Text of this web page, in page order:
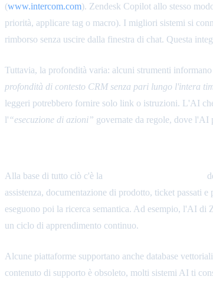
(www.intercom.com). Zendesk Copilot allo stesso
priorità, applicare tag o macro). I migliori sistemi si
rimborso senza uscire dalla finestra di chat. Questa
Tuttavia, la profondità varia: alcuni strumenti
profondità di contesto CRM senza pari lungo l'intera
leggeri potrebbero fornire solo link o istruzioni. L'AI
l'“esecuzione di azioni” governate da regole, dove l'AI
Alla base di tutto ciò c'è la
assistenza, documentazione di prodotto, ticket passati
eseguono poi la ricerca semantica. Ad esempio, l'AI di
un ciclo di apprendimento continuo.
Alcune piattaforme supportano anche database
contenuto di supporto è obsoleto, molti sistemi AI ti